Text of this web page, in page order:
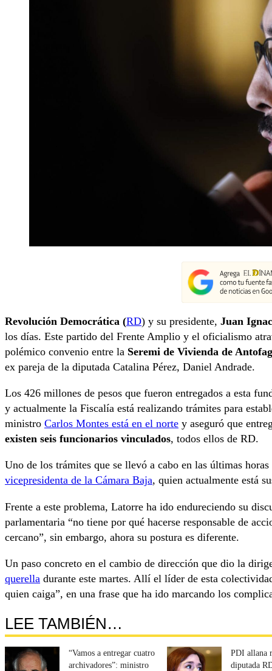
Revolución Democrática (RD) y su presidente, Juan
los días. Este partido del Frente Amplio y el oficialismo
polémico convenio entre la Seremi de Vivienda de
ex pareja de la diputada Catalina Pérez, Daniel Andrade.
Los 426 millones de pesos que fueron entregados a esta
y actualmente la Fiscalía está realizando trámites para
ministro Carlos Montes está en el norte y aseguró que
existen seis funcionarios vinculados, todos ellos de RD.
Uno de los trámites que se llevó a cabo en las últimas horas
vicepresidenta de la Cámara Baja, quien actualmente está
Frente a este problema, Latorre ha ido endureciendo su
parlamentaria “no tiene por qué hacerse responsable de
cercano”, sin embargo, ahora su postura es diferente.
Un paso concreto en el cambio de dirección que dio la
querella durante este martes. Allí el líder de esta
quien caiga”, en una frase que ha ido marcando los
LEE TAMBIÉN…
“Vamos a entregar cuatro
archivadores”: ministro
PDI allana
diputada